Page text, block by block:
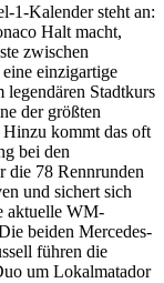
1-Kalender steht an:
Halt macht,
zwischen
einzigartige
Stadtkurs
der größten
Hinzu kommt das oft
bei den
die 78 Rennrunden
und sichert sich
aktuelle WM-
beiden Mercedes-
führen die
um Lokalmatador